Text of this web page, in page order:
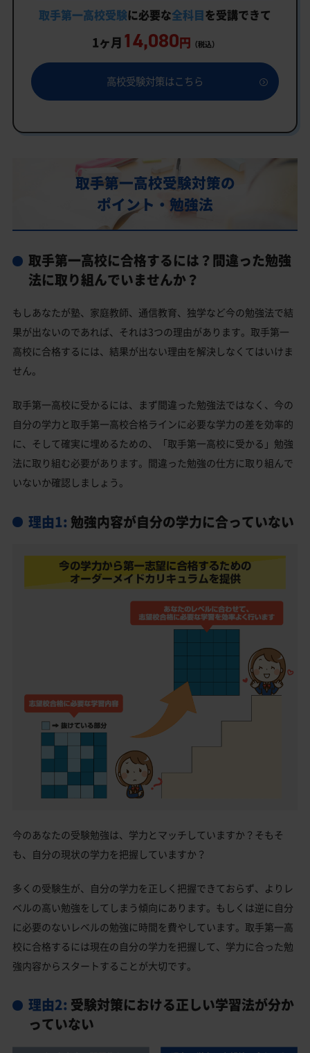
カリキュラムや料金についてお気軽にご相談くださ
取手第一高校受験専門のオンライン家庭教師「いつ
でもクイック指導」もご用意
取手第一高校の特徴
取手第一高校の偏差値
取手第一高校合格に必要な内申点の目安
内申点の計算方法
取手第一高校の所在地・アクセス
取手第一高校卒業生の主な大学進学実績
私立大学
取手第一高校と偏差値が近い公立高校一覧
取手市の他の私立高校
取手第一高校受験生からのよくある質問
取手第一高校受験に必要な全科目を受講できて
1ヶ月 14,080円 （税込）
高校受験対策はこちら
取手第一高校受験対策の
ポイント・勉強法
取手第一高校に合格するには？間違った勉強
法に取り組んでいませんか？
もしあなたが塾、家庭教師、通信教育、独学など今の勉強法で結
果が出ないのであれば、それは3つの理由があります。取手第一
高校に合格するには、結果が出ない理由を解決しなくてはいけま
せん。
取手第一高校に受かるには、まず間違った勉強法ではなく、今の
自分の学力と取手第一高校合格ラインに必要な学力の差を効率的
に、そして確実に埋めるための、「取手第一高校に受かる」勉強
法に取り組む必要があります。間違った勉強の仕方に取り組んで
いないか確認しましょう。
理由1: 勉強内容が自分の学力に合っていない
今のあなたの受験勉強は、学力とマッチしていますか？そもそ
も、自分の現状の学力を把握していますか？
多くの受験生が、自分の学力を正しく把握できておらず、よりレ
ベルの高い勉強をしてしまう傾向にあります。もしくは逆に自分
に必要のないレベルの勉強に時間を費やしています。取手第一高
校に合格するには現在の自分の学力を把握して、学力に合った勉
強内容からスタートすることが大切です。
理由2: 受験対策における正しい学習法が分か
っていない